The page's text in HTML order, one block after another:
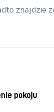
znajdzie
pokoju